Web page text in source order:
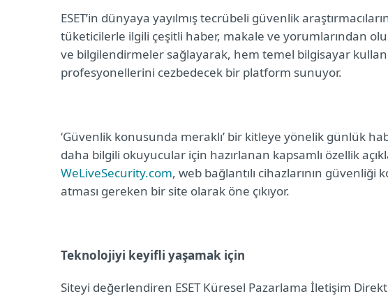
ESET’in dünyaya yayılmış tecrübeli güvenlik
tüketicilerle ilgili çeşitli haber, makale ve yorumlarından
ve bilgilendirmeler sağlayarak, hem temel bilgisayar
profesyonellerini cezbedecek bir platform sunuyor.
‘Güvenlik konusunda meraklı’ bir kitleye yönelik günlük
daha bilgili okuyucular için hazırlanan kapsamlı özellik
WeLiveSecurity.com, web bağlantılı cihazlarının
atması gereken bir site olarak öne çıkıyor.
Teknolojiyi keyifli yaşamak için
Siteyi değerlendiren ESET Küresel Pazarlama İletişim